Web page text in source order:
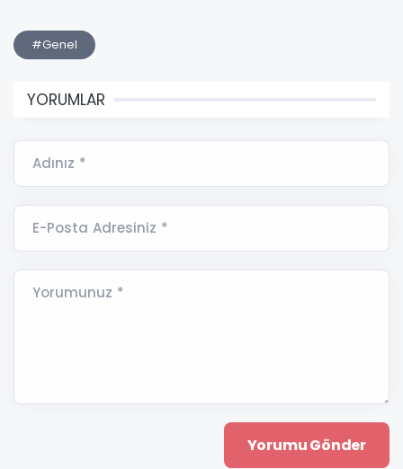
#Genel
YORUMLAR
Adınız *
E-Posta Adresiniz *
Yorumunuz *